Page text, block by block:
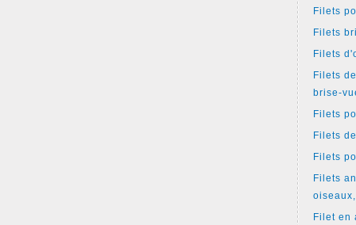
Filets
Filets
Filets
Filets
brise-
Filets
Filets
Filets
Filets
Filet en